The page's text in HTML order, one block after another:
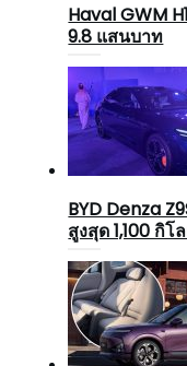
Haval GWM
9.8 แสนบาท
BYD Denza
สูงสุด 1,100 กิ